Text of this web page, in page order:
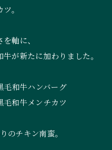
。
軸に、
が新たに加わりました。
毛和牛ハンバーグ
和牛メンチカツ
のチキン南蛮。